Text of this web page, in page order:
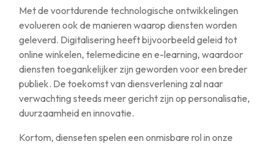
Met de voortdurende technologische ontwikkelingen
evolueren ook de manieren waarop diensten worden
geleverd. Digitalisering heeft bijvoorbeeld geleid tot
online winkelen, telemedicine en e-learning, waardoor
diensten toegankelijker zijn geworden voor een breder
publiek. De toekomst van diensverlening zal naar
verwachting steeds meer gericht zijn op personalisatie,
duurzaamheid en innovatie.
Kortom, dienseten spelen een onmisbare rol in onze